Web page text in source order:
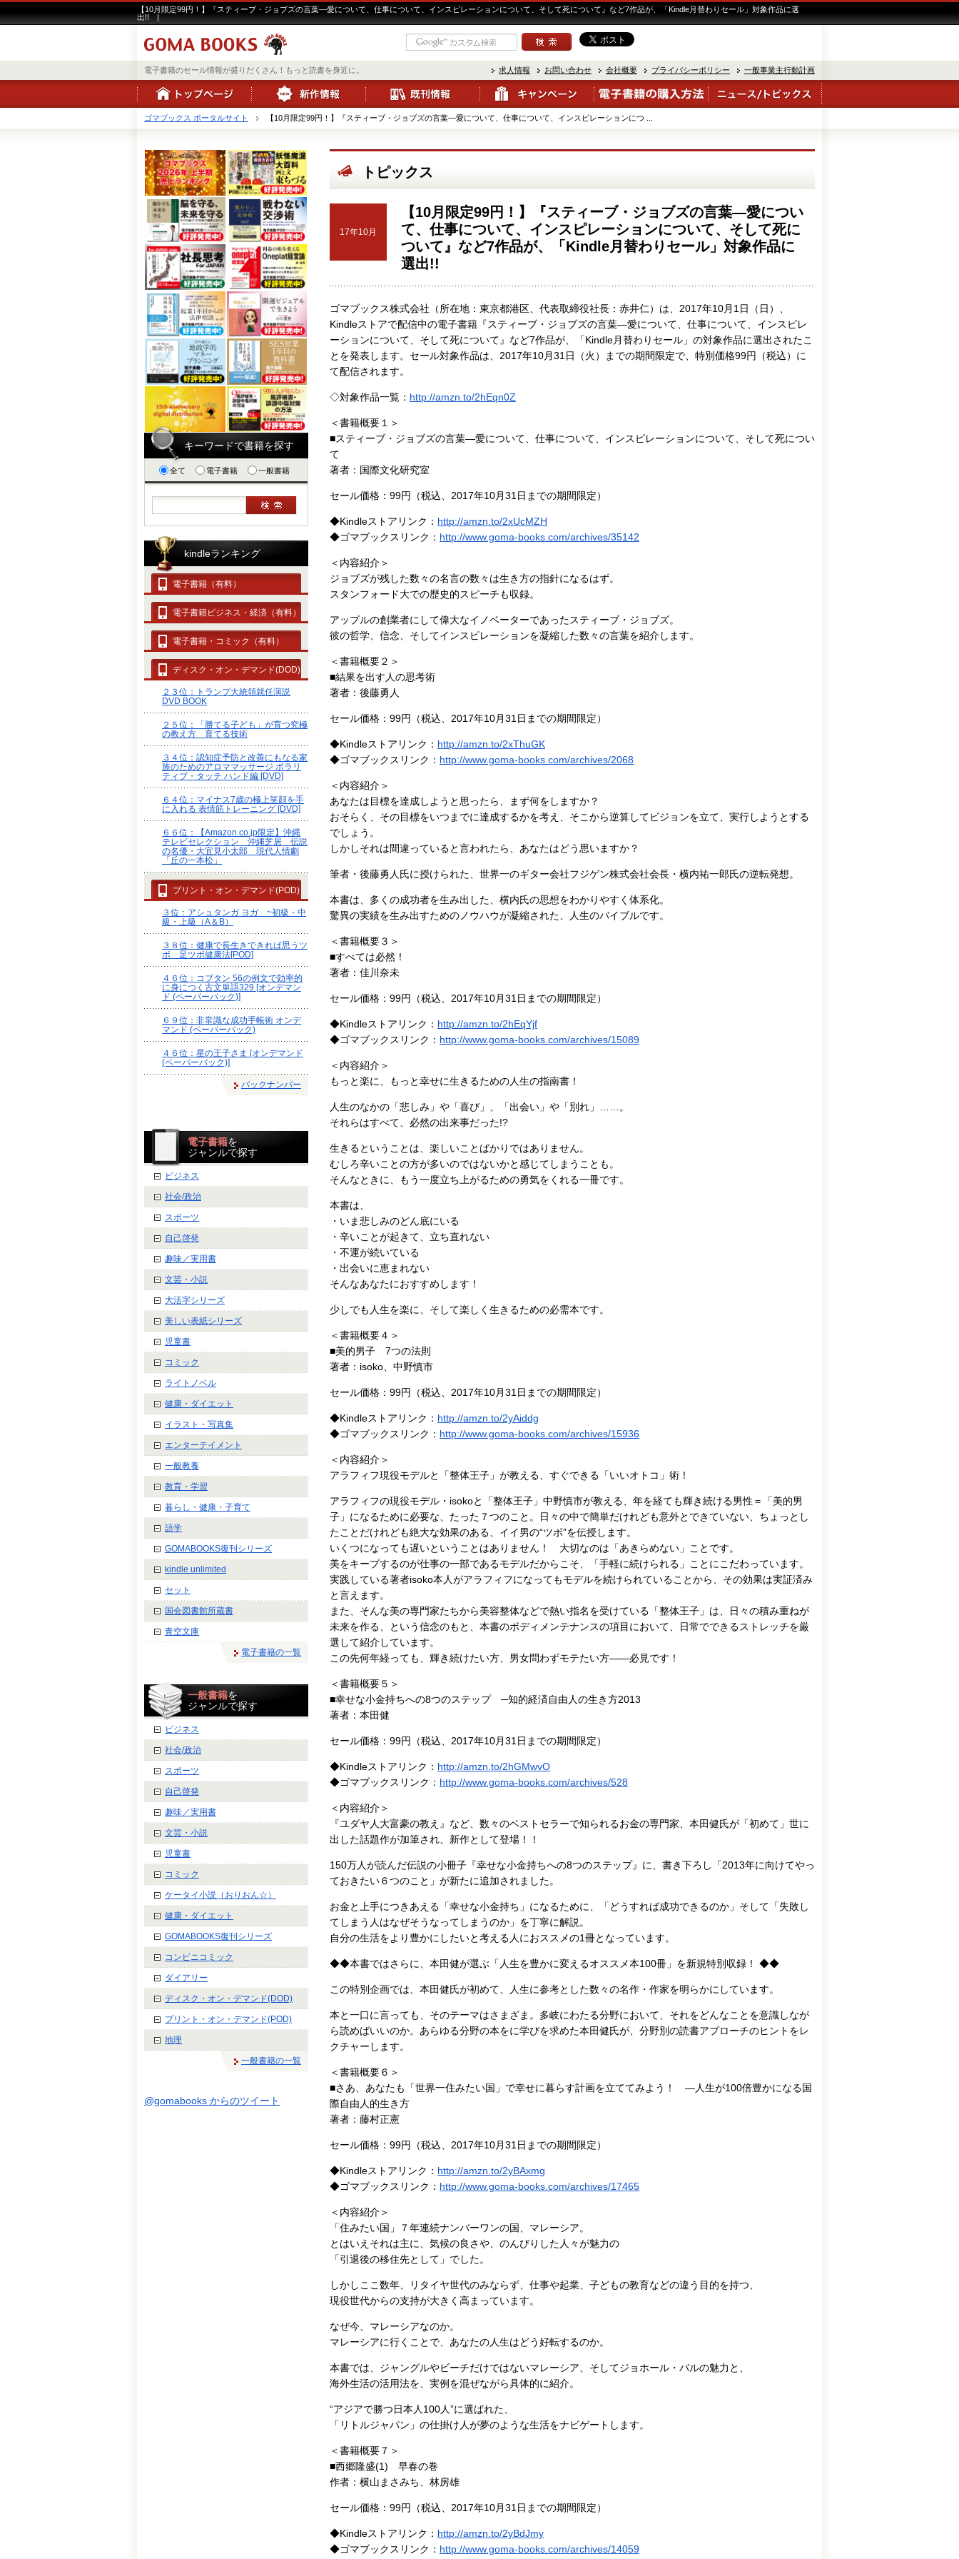
【10月限定99円！】『スティーブ・ジョブズの言葉―愛について、仕事について、インスピレーションについて、そして死について』など7作品が、「Kindle月替わりセール」対象作品に選
出!! |
電子書籍のセール情報が盛りだくさん！もっと読書を身近に。 求人情報 お問い合わせ 会社概要 プライバシーポリシー 一般事業主行動計画
ゴマブックス ポータルサイト 【10月限定99円！】『スティーブ・ジョブズの言葉―愛について、仕事について、インスピレーションにつ ...
トピックス
17年10月
【10月限定99円！】『スティーブ・ジョブズの言葉―愛につい
て、仕事について、インスピレーションについて、そして死に
ついて』など7作品が、「Kindle月替わりセール」対象作品に
選出!!
ゴマブックス株式会社（所在地：東京都港区、代表取締役社長：赤井仁）は、2017年10月1日（日）、
Kindleストアで配信中の電子書籍『スティーブ・ジョブズの言葉―愛について、仕事について、インスピレ
ーションについて、そして死について』など7作品が、「Kindle月替わりセール」の対象作品に選出されたこ
とを発表します。セール対象作品は、2017年10月31日（火）までの期間限定で、特別価格99円（税込）に
て配信されます。
◇対象作品一覧： http://amzn.to/2hEqn0Z
＜書籍概要１＞
■スティーブ・ジョブズの言葉―愛について、仕事について、インスピレーションについて、そして死につい
て
著者：国際文化研究室
セール価格：99円（税込、2017年10月31日までの期間限定）
◆Kindleストアリンク： http://amzn.to/2xUcMZH
◆ゴマブックスリンク： http://www.goma-books.com/archives/35142
＜内容紹介＞
ジョブズが残した数々の名言の数々は生き方の指針になるはず。
スタンフォード大での歴史的スピーチも収録。
アップルの創業者にして偉大なイノベーターであったスティーブ・ジョブズ。
彼の哲学、信念、そしてインスピレーションを凝縮した数々の言葉を紹介します。
＜書籍概要２＞
■結果を出す人の思考術
著者：後藤勇人
セール価格：99円（税込、2017年10月31日までの期間限定）
◆Kindleストアリンク： http://amzn.to/2xThuGK
◆ゴマブックスリンク： http://www.goma-books.com/archives/2068
＜内容紹介＞
あなたは目標を達成しようと思ったら、まず何をしますか？
おそらく、その目標をいつまでに達成するかを考え、そこから逆算してビジョンを立て、実行しようとする
でしょう。
しかしそれは間違っていると言われたら、あなたはどう思いますか？
筆者・後藤勇人氏に授けられた、世界一のギター会社フジゲン株式会社会長・横内祐一郎氏の逆転発想。
本書は、多くの成功者を生み出した、横内氏の思想をわかりやすく体系化。
驚異の実績を生み出すためのノウハウが凝縮された、人生のバイブルです。
＜書籍概要３＞
■すべては必然！
著者：佳川奈未
セール価格：99円（税込、2017年10月31日までの期間限定）
◆Kindleストアリンク： http://amzn.to/2hEqYjf
◆ゴマブックスリンク： http://www.goma-books.com/archives/15089
＜内容紹介＞
もっと楽に、もっと幸せに生きるための人生の指南書！
人生のなかの「悲しみ」や「喜び」、「出会い」や「別れ」……。
それらはすべて、必然の出来事だった!?
生きるということは、楽しいことばかりではありません。
むしろ辛いことの方が多いのではないかと感じてしまうことも。
そんなときに、もう一度立ち上がるための勇気をくれる一冊です。
本書は、
・いま悲しみのどん底にいる
・辛いことが起きて、立ち直れない
・不運が続いている
・出会いに恵まれない
そんなあなたにおすすめします！
少しでも人生を楽に、そして楽しく生きるための必需本です。
＜書籍概要４＞
■美的男子 7つの法則
著者：isoko、中野慎市
セール価格：99円（税込、2017年10月31日までの期間限定）
◆Kindleストアリンク： http://amzn.to/2yAiddg
◆ゴマブックスリンク： http://www.goma-books.com/archives/15936
＜内容紹介＞
アラフィフ現役モデルと「整体王子」が教える、すぐできる「いいオトコ」術！
アラフィフの現役モデル・isokoと「整体王子」中野慎市が教える、年を経ても輝き続ける男性＝「美的男
子」になるために必要な、たった７つのこと。日々の中で簡単だけれども意外とできていない、ちょっとし
たことだけれども絶大な効果のある、イイ男の“ツボ”を伝授します。
いくつになっても遅いということはありません！ 大切なのは「あきらめない」ことです。
美をキープするのが仕事の一部であるモデルだからこそ、「手軽に続けられる」ことにこだわっています。
実践している著者isoko本人がアラフィフになってもモデルを続けられていることから、その効果は実証済み
と言えます。
また、そんな美の専門家たちから美容整体などで熱い指名を受けている「整体王子」は、日々の積み重ねが
未来を作る、という信念のもと、本書のボディメンテナンスの項目において、日常でできるストレッチを厳
選して紹介しています。
この先何年経っても、輝き続けたい方、男女問わずモテたい方――必見です！
＜書籍概要５＞
■幸せな小金持ちへの8つのステップ ─知的経済自由人の生き方2013
著者：本田健
セール価格：99円（税込、2017年10月31日までの期間限定）
◆Kindleストアリンク： http://amzn.to/2hGMwvO
◆ゴマブックスリンク： http://www.goma-books.com/archives/528
＜内容紹介＞
『ユダヤ人大富豪の教え』など、数々のベストセラーで知られるお金の専門家、本田健氏が「初めて」世に
出した話題作が加筆され、新作として登場！！
150万人が読んだ伝説の小冊子『幸せな小金持ちへの8つのステップ』に、書き下ろし「2013年に向けてやっ
ておきたい６つのこと」が新たに追加されました。
お金と上手につきあえる「幸せな小金持ち」になるために、「どうすれば成功できるのか」そして「失敗し
てしまう人はなぜそうなってしまうのか」を丁寧に解説。
自分の生活をより豊かにしたいと考える人におススメの1冊となっています。
◆◆本書ではさらに、本田健が選ぶ「人生を豊かに変えるオススメ本100冊」を新規特別収録！ ◆◆
この特別企画では、本田健氏が初めて、人生に参考とした数々の名作・作家を明らかにしています。
本と一口に言っても、そのテーマはさまざま。多岐にわたる分野において、それをどんなことを意識しなが
ら読めばいいのか。あらゆる分野の本をに学びを求めた本田健氏が、分野別の読書アプローチのヒントをレ
クチャーします。
＜書籍概要６＞
■さあ、あなたも「世界一住みたい国」で幸せに暮らす計画を立ててみよう！ ―人生が100倍豊かになる国
際自由人的生き方
著者：藤村正憲
セール価格：99円（税込、2017年10月31日までの期間限定）
◆Kindleストアリンク： http://amzn.to/2yBAxmg
◆ゴマブックスリンク： http://www.goma-books.com/archives/17465
＜内容紹介＞
「住みたい国」７年連続ナンバーワンの国、マレーシア。
とはいえそれは主に、気候の良さや、のんびりした人々が魅力の
「引退後の移住先として」でした。
しかしここ数年、リタイヤ世代のみならず、仕事や起業、子どもの教育などの違う目的を持つ、
現役世代からの支持が大きく高まっています。
なぜ今、マレーシアなのか。
マレーシアに行くことで、あなたの人生はどう好転するのか。
本書では、ジャングルやビーチだけではないマレーシア、そしてジョホール・バルの魅力と、
海外生活の活用法を、実例を混ぜながら具体的に紹介。
“アジアで勝つ日本人100人”に選ばれた、
「リトルジャパン」の仕掛け人が夢のような生活をナビゲートします。
＜書籍概要７＞
■西郷隆盛(1) 早春の巻
作者：横山まさみち、林房雄
セール価格：99円（税込、2017年10月31日までの期間限定）
◆Kindleストアリンク： http://amzn.to/2yBdJmy
◆ゴマブックスリンク： http://www.goma-books.com/archives/14059
キーワードで書籍を探す
全て 電子書籍 一般書籍
kindleランキング
電子書籍（有料）
電子書籍ビジネス・経済（有料）
電子書籍・コミック（有料）
ディスク・オン・デマンド(DOD)
２３位：トランプ大統領就任演説
DVD BOOK
２５位：「勝てる子ども」が育つ究極
の教え方 育てる技術
３４位：認知症予防と改善にもなる家
族のためのアロママッサージ ポラリ
ティブ・タッチ ハンド編 [DVD]
６４位：マイナス7歳の極上笑顔を手
に入れる 表情筋トレーニング [DVD]
６６位：【Amazon.co.jp限定】沖縄
テレビセレクション 沖縄芝居 伝説
の名優・大宜見小太郎 現代人情劇
「丘の一本松」
プリント・オン・デマンド(POD)
３位：アシュタンガ ヨガ ~初級・中
級・上級（A＆B）
３８位：健康で長生きできれば思うツ
ボ 足ツボ健康法[POD]
４６位：コブタン 56の例文で効率的
に身につく古文単語329 [オンデマン
ド (ペーパーバック)]
６９位：非常識な成功手帳術 オンデ
マンド (ペーパーバック)
４６位：星の王子さま [オンデマンド
(ペーパーバック)]
バックナンバー
電子書籍を
ジャンルで探す
ビジネス
社会/政治
スポーツ
自己啓発
趣味／実用書
文芸・小説
大活字シリーズ
美しい表紙シリーズ
児童書
コミック
ライトノベル
健康・ダイエット
イラスト・写真集
エンターテイメント
一般教養
教育・学習
暮らし・健康・子育て
語学
GOMABOOKS復刊シリーズ
kindle unlimited
セット
国会図書館所蔵書
青空文庫
電子書籍の一覧
一般書籍を
ジャンルで探す
ビジネス
社会/政治
スポーツ
自己啓発
趣味／実用書
文芸・小説
児童書
コミック
ケータイ小説（おりおん☆）
健康・ダイエット
GOMABOOKS復刊シリーズ
コンビニコミック
ダイアリー
ディスク・オン・デマンド(DOD)
プリント・オン・デマンド(POD)
地理
一般書籍の一覧
@gomabooks からのツイート